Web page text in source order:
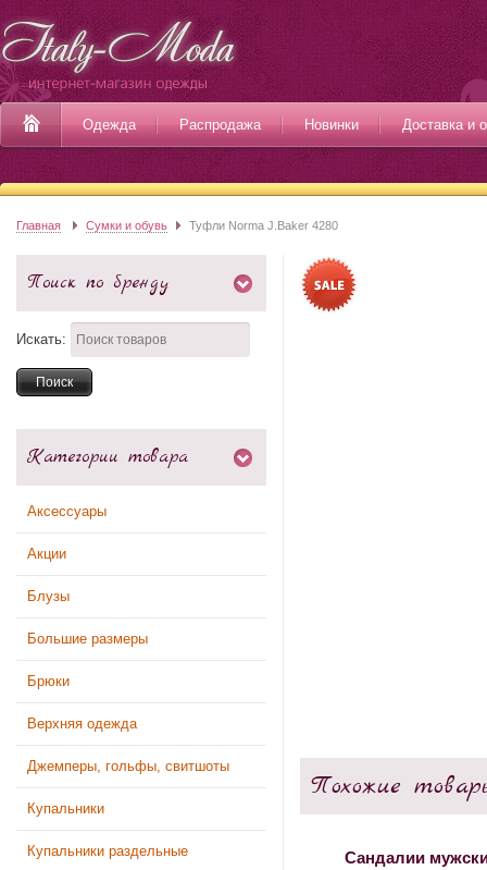
Одежда Распродажа Новинки Доставка и
Главная Сумки и обувь Туфли Norma J.Baker 4280
Поиск по бренду
Искать:
Категории товара
Аксессуары
Акции
Блузы
Большие размеры
Брюки
Верхняя одежда
Джемперы, гольфы, свитшоты
Купальники
Купальники раздельные
Похожие
Сандалии